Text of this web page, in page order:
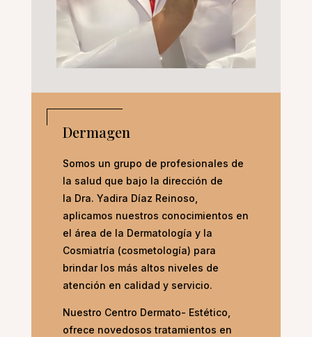
Dermagen
Somos un grupo de profesionales de
la salud que bajo la dirección de
la Dra. Yadira Díaz Reinoso,
aplicamos nuestros conocimientos en
el área de la Dermatología y la
Cosmiatría (cosmetología) para
brindar los más altos niveles de
atención en calidad y servicio.
Nuestro Centro Dermato- Estético,
ofrece novedosos tratamientos en